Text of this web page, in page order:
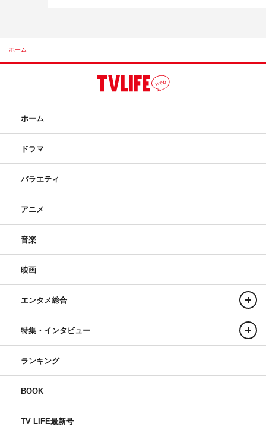
ホーム
ホーム
ドラマ
バラエティ
アニメ
音楽
映画
エンタメ総合
特集・インタビュー
ランキング
BOOK
TV LIFE最新号